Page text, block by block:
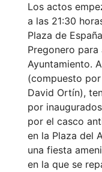
Los actos
a las 21:30
Plaza de
Pregonero
Ayuntamiento.
(compuesto
David Ortín),
por
por el casco
en la Plaza del
una fiesta
en la que se